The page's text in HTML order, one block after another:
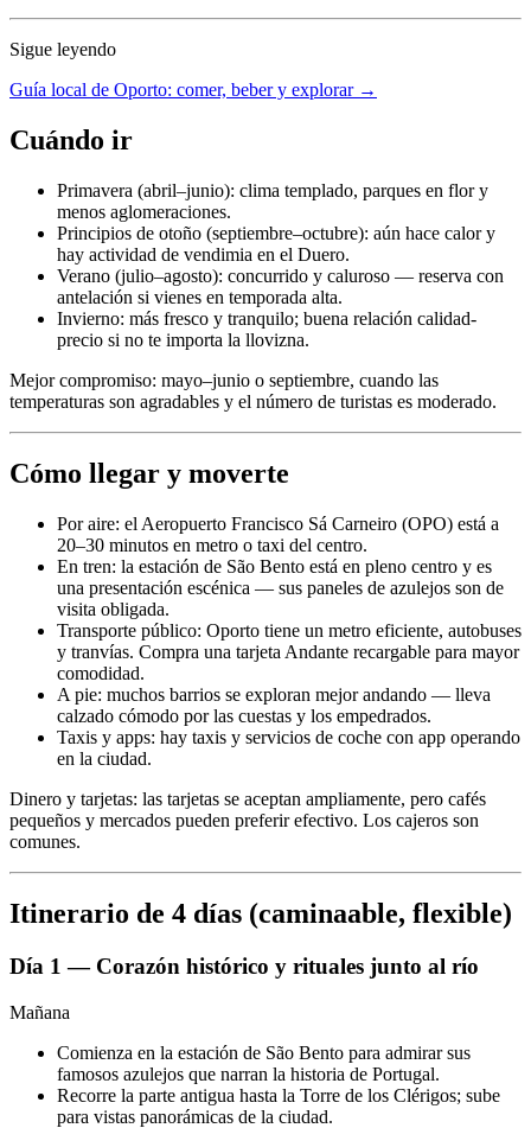
Sigue leyendo
Guía local de Oporto: comer, beber y explorar →
Cuándo ir
Primavera (abril–junio): clima templado, parques en flor y
menos aglomeraciones.
Principios de otoño (septiembre–octubre): aún hace calor y
hay actividad de vendimia en el Duero.
Verano (julio–agosto): concurrido y caluroso — reserva con
antelación si vienes en temporada alta.
Invierno: más fresco y tranquilo; buena relación calidad-
precio si no te importa la llovizna.
Mejor compromiso: mayo–junio o septiembre, cuando las
temperaturas son agradables y el número de turistas es moderado.
Cómo llegar y moverte
Por aire: el Aeropuerto Francisco Sá Carneiro (OPO) está a
20–30 minutos en metro o taxi del centro.
En tren: la estación de São Bento está en pleno centro y es
una presentación escénica — sus paneles de azulejos son de
visita obligada.
Transporte público: Oporto tiene un metro eficiente, autobuses
y tranvías. Compra una tarjeta Andante recargable para mayor
comodidad.
A pie: muchos barrios se exploran mejor andando — lleva
calzado cómodo por las cuestas y los empedrados.
Taxis y apps: hay taxis y servicios de coche con app operando
en la ciudad.
Dinero y tarjetas: las tarjetas se aceptan ampliamente, pero cafés
pequeños y mercados pueden preferir efectivo. Los cajeros son
comunes.
Itinerario de 4 días (caminaable, flexible)
Día 1 — Corazón histórico y rituales junto al río
Mañana
Comienza en la estación de São Bento para admirar sus
famosos azulejos que narran la historia de Portugal.
Recorre la parte antigua hasta la Torre de los Clérigos; sube
para vistas panorámicas de la ciudad.